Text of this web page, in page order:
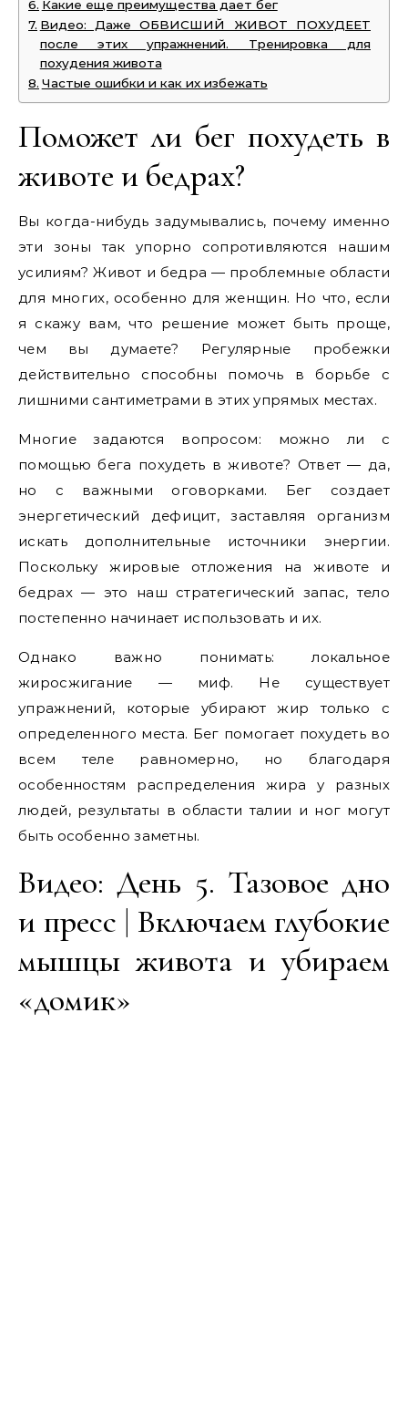
Какие еще преимущества дает бег
Видео: Даже ОБВИСШИЙ ЖИВОТ ПОХУДЕЕТ
после этих упражнений. Тренировка для
похудения живота
Частые ошибки и как их избежать
Поможет ли бег похудеть в
животе и бедрах?
Вы когда-нибудь задумывались, почему именно
эти зоны так упорно сопротивляются нашим
усилиям? Живот и бедра — проблемные области
для многих, особенно для женщин. Но что, если
я скажу вам, что решение может быть проще,
чем вы думаете? Регулярные пробежки
действительно способны помочь в борьбе с
лишними сантиметрами в этих упрямых местах.
Многие задаются вопросом: можно ли с
помощью бега похудеть в животе? Ответ — да,
но с важными оговорками. Бег создает
энергетический дефицит, заставляя организм
искать дополнительные источники энергии.
Поскольку жировые отложения на животе и
бедрах — это наш стратегический запас, тело
постепенно начинает использовать и их.
Однако важно понимать: локальное
жиросжигание — миф. Не существует
упражнений, которые убирают жир только с
определенного места. Бег помогает похудеть во
всем теле равномерно, но благодаря
особенностям распределения жира у разных
людей, результаты в области талии и ног могут
быть особенно заметны.
Видео: День 5. Тазовое дно
и пресс | Включаем глубокие
мышцы живота и убираем
«домик»